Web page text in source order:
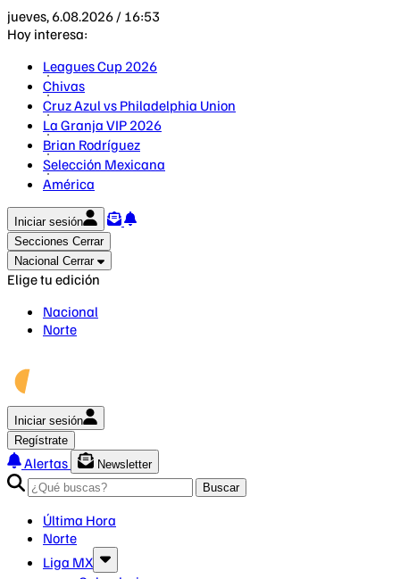
jueves, 6.08.2026 / 16:53
Hoy interesa:
Leagues Cup 2026
Chivas
Cruz Azul vs Philadelphia Union
La Granja VIP 2026
Brian Rodríguez
Selección Mexicana
América
Iniciar sesión
Secciones Cerrar
Nacional Cerrar
Elige tu edición
Nacional
Norte
Iniciar sesión
Regístrate
Alertas
Newsletter
Buscar
Última Hora
Norte
Liga MX